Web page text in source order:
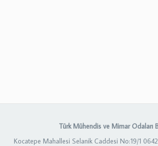
Türk Mühendis ve Mimar Odaları
Kocatepe Mahallesi Selanik Caddesi No:19/1